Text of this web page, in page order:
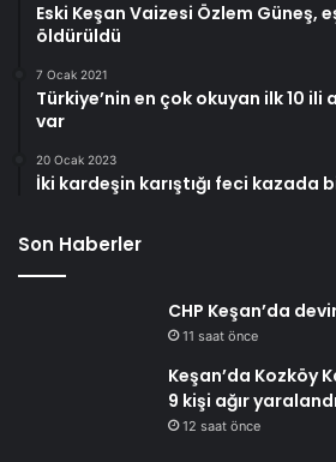
Eski Keşan Vaizesi Özlem Güneş,
öldürüldü
7 Ocak 2021
Türkiye’nin en çok okuyan ilk 10 ili
var
20 Ocak 2023
İki kardeşin karıştığı feci kazada
Son Haberler
CHP Keşan’da
11 saat önce
Keşan’da Kozköy
9 kişi ağır yaralandı
12 saat önce